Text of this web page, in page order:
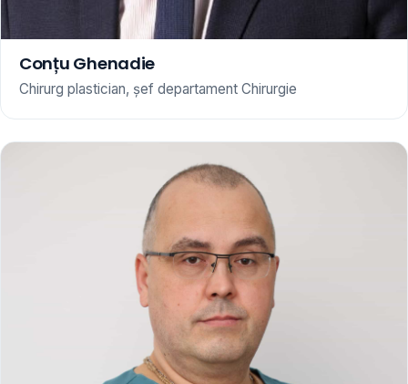
Conțu Ghenadie
Chirurg plastician, șef departament Chirurgie